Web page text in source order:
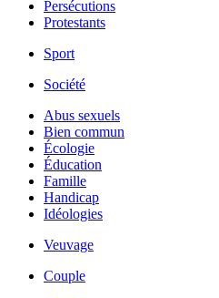
Persécutions
Protestants
Sport
Société
Abus sexuels
Bien commun
Écologie
Éducation
Famille
Handicap
Idéologies
Veuvage
Couple